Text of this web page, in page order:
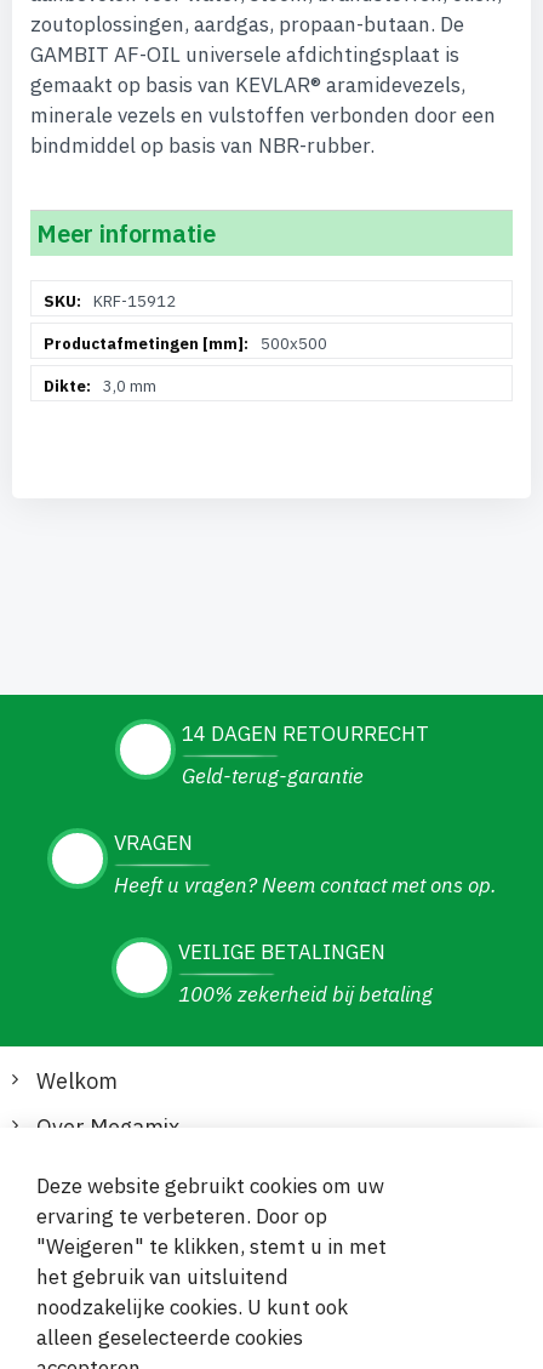
zoutoplossingen, aardgas, propaan-butaan. De
GAMBIT AF-OIL universele afdichtingsplaat is
gemaakt op basis van KEVLAR® aramidevezels,
minerale vezels en vulstoffen verbonden door een
bindmiddel op basis van NBR-rubber.
Meer informatie
informatieKRF-15912
500x500
3,0 mm
14 DAGEN RETOURRECHT
Geld-terug-garantie
VRAGEN
Heeft u vragen? Neem contact met ons op.
VEILIGE BETALINGEN
100% zekerheid bij betaling
Welkom
Over Megamix
Informatie
Klantenservice
Veilige en gemakkelijke betalingen
Deze website gebruikt cookies om uw
ervaring te verbeteren. Door op
"Weigeren" te klikken, stemt u in met
het gebruik van uitsluitend
noodzakelijke cookies. U kunt ook
alleen geselecteerde cookies